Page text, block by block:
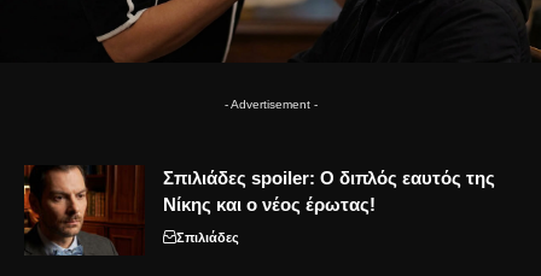
- Advertisement -
Σπιλιάδες spoiler: Ο διπλός εαυτός της
Νίκης και ο νέος έρωτας!
Σπιλιάδες